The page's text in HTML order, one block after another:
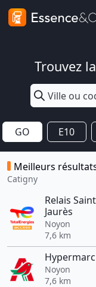
Trouvez
GO E10
Meilleurs
Catigny
Relais
Jaurès
Noyon
7,6 km
Noyon
7,6 km